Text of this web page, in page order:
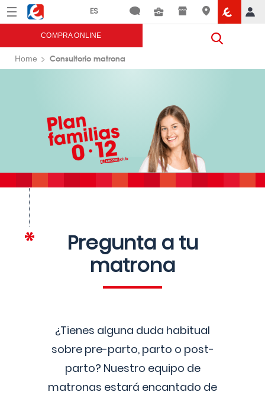
Menú Eroski
COMPRA ONLINE
Home Consultorio matrona
Pregunta a tu
matrona
¿Tienes alguna duda habitual
sobre pre-parto, parto o post-
parto? Nuestro equipo de
matronas estará encantado de